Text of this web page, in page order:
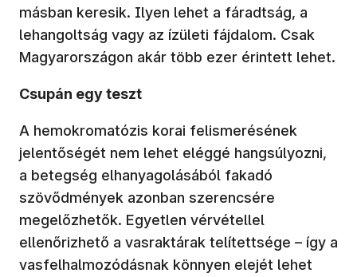
másban keresik. Ilyen lehet a fáradtság, a
lehangoltság vagy az ízületi fájdalom. Csak
Magyarországon akár több ezer érintett lehet.
Csupán egy teszt
A hemokromatózis korai felismerésének
jelentőségét nem lehet eléggé hangsúlyozni,
a betegség elhanyagolásából fakadó
szövődmények azonban szerencsére
megelőzhetők. Egyetlen vérvétellel
ellenőrizhető a vasraktárak telítettsége – így a
vasfelhalmozódásnak könnyen elejét lehet